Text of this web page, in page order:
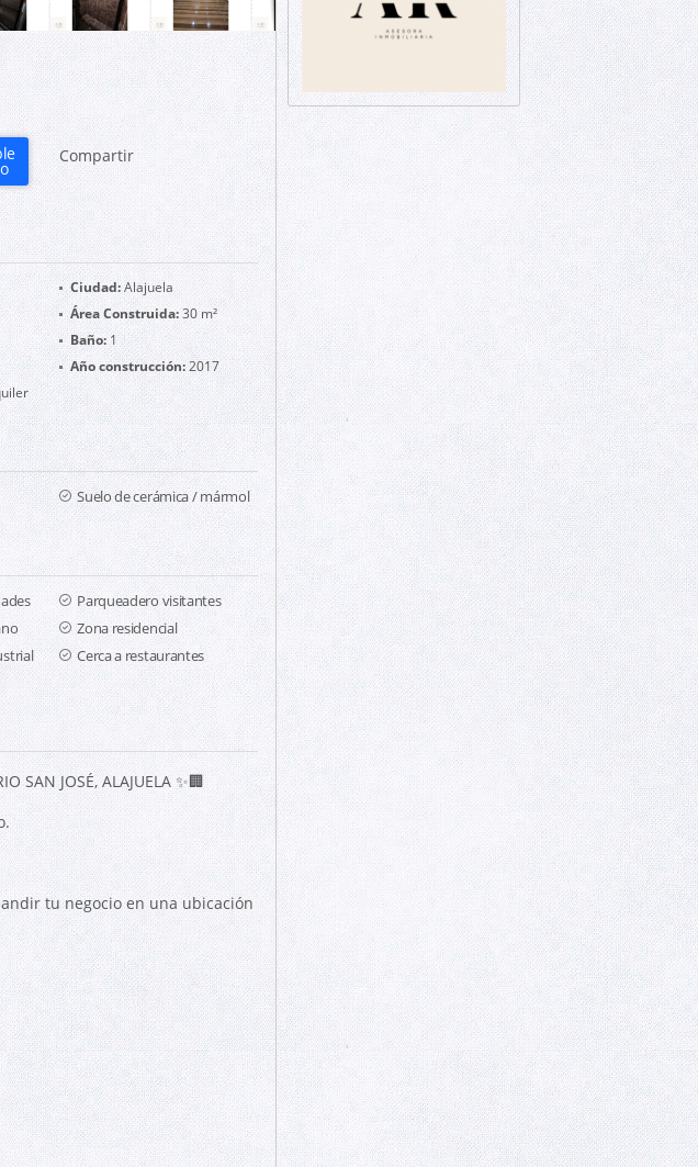
Compartir
Ciudad:Alajuela
Área Construida:30 m²
Baño:1
Año construcción:2017
Suelo de cerámica / mármol
Parqueadero visitantes
Zona residencial
Cerca a restaurantes
SAN JOSÉ, ALAJUELA ✨🏢
tu negocio en una ubicación